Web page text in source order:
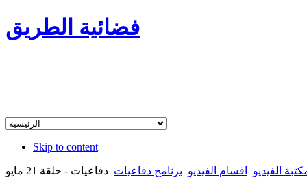
فضائية الطريق
Skip to content
الفيديو اقسام الفيديو برنامج دفاعيات دفاعيات - حلقة 21 مايو